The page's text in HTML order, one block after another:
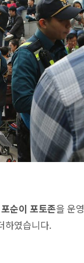
순이 포토존을 운
하였습니다.